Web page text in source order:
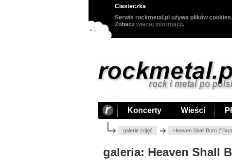
Ciasteczka
Serwis rockmetal.pl używa plików
Zobacz więcej informacji.
Koncerty Wieści
galerie zdjęć Heaven Shall Burn
galeria: Heaven Shall